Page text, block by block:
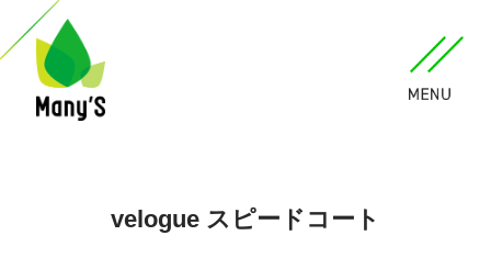
velogue スピードコート